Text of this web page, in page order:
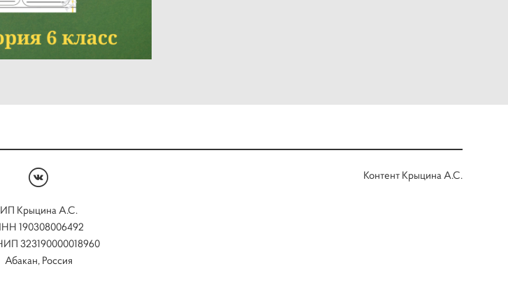
Контент Крыцина А.С.
ИП Крыцина А.С.
190308006492
323190000018960
Абакан, Россия